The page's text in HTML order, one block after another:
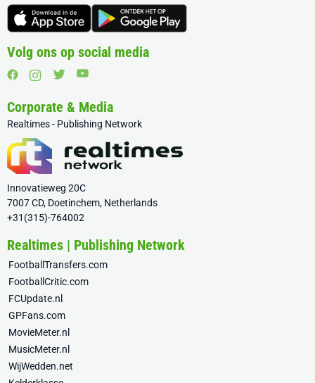
Volg ons op social media
Corporate & Media
Realtimes - Publishing Network
Innovatieweg 20C
7007 CD, Doetinchem, Netherlands
+31(315)-764002
Realtimes | Publishing Network
FootballTransfers.com
FootballCritic.com
FCUpdate.nl
GPFans.com
MovieMeter.nl
MusicMeter.nl
WijWedden.net